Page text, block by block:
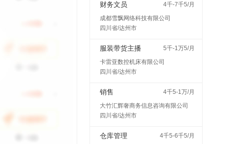
财务文员
4千-7千5/月
成都雪飘网络科技有限公司
四川省/达州市
服装带货主播
5千-1万5/月
卡雷亚数控机床有限公司
四川省/达州市
销售
4千5-1万/月
大竹汇辉奢商务信息咨询有限公司
四川省/达州市
仓库管理
4千5-6千5/月